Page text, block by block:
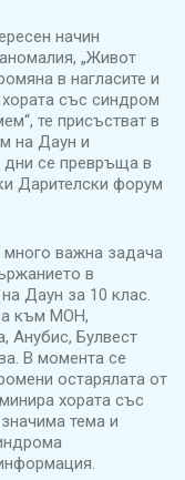
начин
„Живот
в нагласите и
със синдром
те присъстват в
на Даун и
дни се превръща в
Дарителски форум
важна задача
в
Даун за 10 клас.
към МОН,
Анубис, Булвест
В момента се
остарялата от
хората със
тема и